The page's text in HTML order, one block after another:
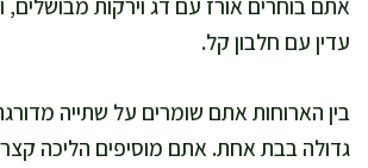
אתם בוחרים אורז עם דג וירקות
עדין עם חלבון קל.
בין הארוחות אתם שומרים על שתייה
גדולה בבת אחת. אתם מוסיפים הליכה